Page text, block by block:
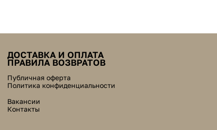
ДОСТАВКА И ОПЛАТА
ПРАВИЛА ВОЗВРАТОВ
Публичная оферта
Политика конфиденциальности
Вакансии
Контакты